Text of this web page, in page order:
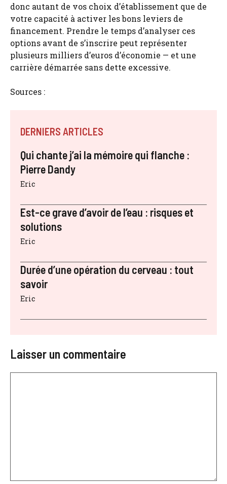
donc autant de vos choix d’établissement que de
votre capacité à activer les bons leviers de
financement. Prendre le temps d’analyser ces
options avant de s’inscrire peut représenter
plusieurs milliers d’euros d’économie — et une
carrière démarrée sans dette excessive.
Sources :
DERNIERS ARTICLES
Qui chante j’ai la mémoire qui flanche :
Pierre Dandy
Eric
Est-ce grave d’avoir de l’eau : risques et
solutions
Eric
Durée d’une opération du cerveau : tout
savoir
Eric
Laisser un commentaire